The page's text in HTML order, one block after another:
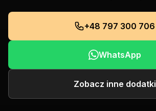
+48 797 300 706
WhatsApp
Zobacz inne dodatki